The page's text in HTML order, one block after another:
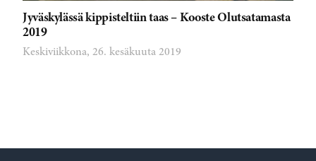
Jyväskylässä kippisteltiin taas – Kooste Olutsatamasta
2019
Keskiviikkona, 26. kesäkuuta 2019